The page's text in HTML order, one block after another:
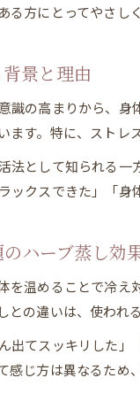
る方にとってやさし
景と理由
識の高まりから、
ます。特に、ストレ
法として知られる
ックスできた」「身
ハーブ蒸し効
を温めることで冷
の違いは、使われ
出てスッキリした
感じ方は異なるため